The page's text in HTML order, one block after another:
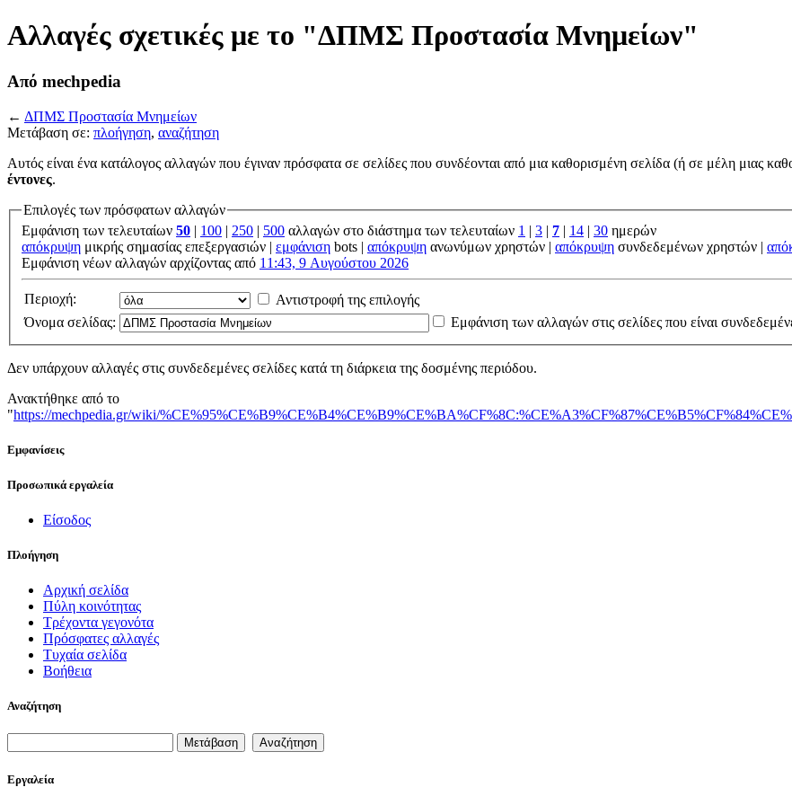
Αλλαγές σχετικές με το "ΔΠΜΣ Προστασία Μνημείων"
Από mechpedia
← ΔΠΜΣ Προστασία Μνημείων
Μετάβαση σε: πλοήγηση, αναζήτηση
Αυτός είναι ένα κατάλογος αλλαγών που έγιναν πρόσφατα σε σελίδες που συνδέονται από μια καθορισμένη σελίδα (ή σε μέλη μιας
έντονες.
Επιλογές των πρόσφατων αλλαγών
Εμφάνιση των τελευταίων 50 | 100 | 250 | 500 αλλαγών στο διάστημα των τελευταίων 1 | 3 | 7 | 14 | 30 ημερών
απόκρυψη μικρής σημασίας επεξεργασιών | εμφάνιση bots | απόκρυψη ανωνύμων χρηστών | απόκρυψη συνδεδεμένων χρηστών |
Εμφάνιση νέων αλλαγών αρχίζοντας από 11:43, 9 Αυγούστου 2026
Περιοχή:
Αντιστροφή της επιλογής
Όνομα σελίδας:
Εμφάνιση των αλλαγών στις σελίδες που είναι
Δεν υπάρχουν αλλαγές στις συνδεδεμένες σελίδες κατά τη διάρκεια της δοσμένης περιόδου.
Ανακτήθηκε από το
"https://mechpedia.gr/wiki/
Εμφανίσεις
Προσωπικά εργαλεία
Είσοδος
Πλοήγηση
Αρχική σελίδα
Πύλη κοινότητας
Τρέχοντα γεγονότα
Πρόσφατες αλλαγές
Τυχαία σελίδα
Βοήθεια
Αναζήτηση
Εργαλεία